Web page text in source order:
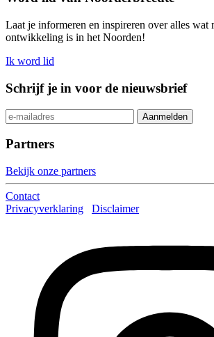
Laat je informeren en inspireren over alles wat
ontwikkeling is in het Noorden!
Ik word lid
Schrijf je in voor de nieuwsbrief
Partners
Bekijk onze partners
Contact
Privacyverklaring
Disclaimer